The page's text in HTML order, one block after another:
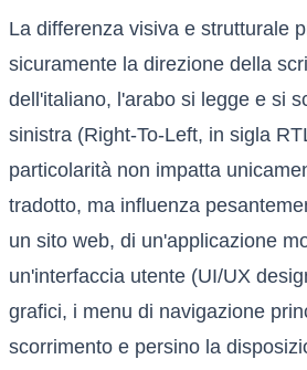
La differenza visiva e strutturale
sicuramente la direzione della
dell'italiano, l'arabo si legge e si
sinistra (Right-To-Left, in sigla
particolarità non impatta
tradotto, ma influenza
un sito web, di un'applicazione
un'interfaccia utente (UI/UX
grafici, i menu di navigazione
scorrimento e persino la